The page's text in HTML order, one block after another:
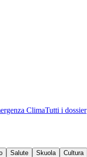
ClimaTutti i dossier
Salute Skuola Cultura